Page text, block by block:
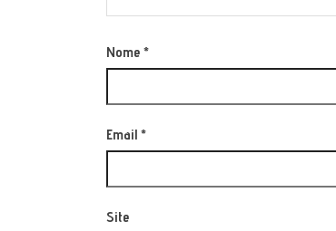
Nome *
Email *
Site